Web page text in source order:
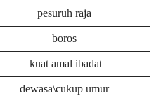
pesuruh raja
boros
kuat amal ibadat
dewasa\cukup umur